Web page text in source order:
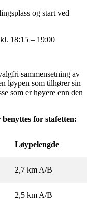
og start ved
18:15 – 19:00
sammensetning av
løypen som tilhører sin
som er høyere enn den
for stafetten:
Løypelengde
2,7 km A/B
2,5 km A/B